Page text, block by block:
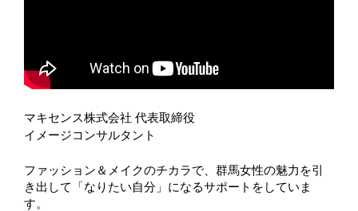
マキセンス株式会社 代表取締役
イメージコンサルタント
ファッション＆メイクのチカラで、群馬女性の魅力を引
き出して「なりたい自分」になるサポートをしていま
す。